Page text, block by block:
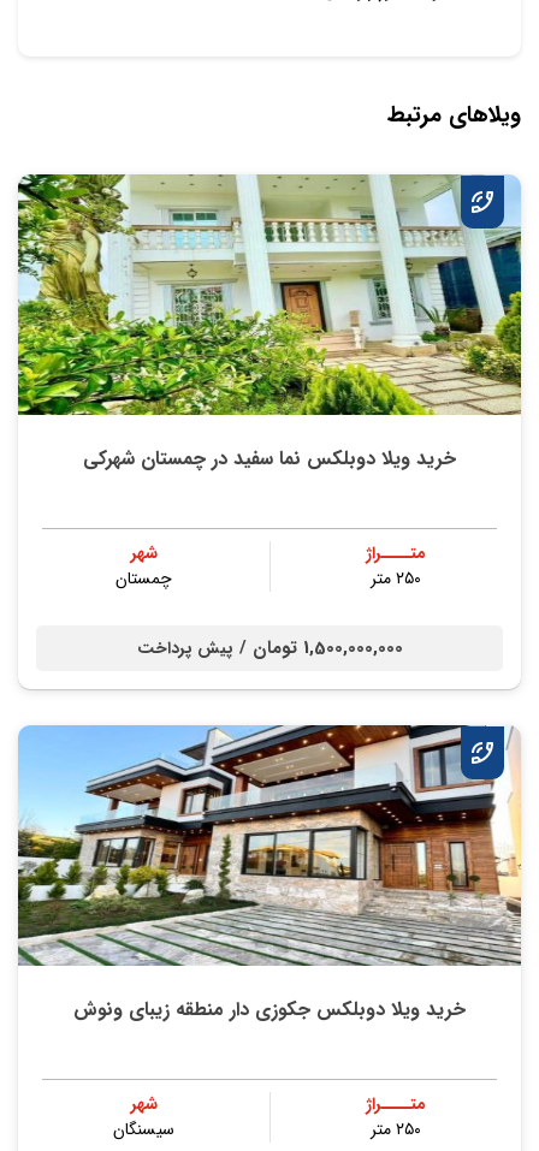
ویلاهای مرتبط
خرید ویلا دوبلکس نما سفید در چمستان شهرکی
متــــراژ
۲۵۰ متر
شهر
چمستان
1,500,000,000 تومان / پیش پرداخت
خرید ویلا دوبلکس جکوزی دار منطقه زیبای ونوش
متــــراژ
۲۵۰ متر
شهر
سیسنگان